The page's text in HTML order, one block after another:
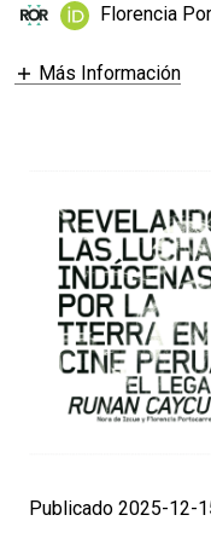
Florencia
Más Información
Publicado 2025-12-